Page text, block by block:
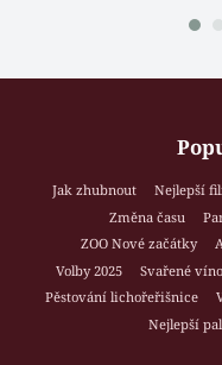
Jak zhubnout Nejlepší
Změna času
ZOO Nové začátky
Volby 2025
Svařené víno
Pěstování lichořeřišnice
Nejlepší